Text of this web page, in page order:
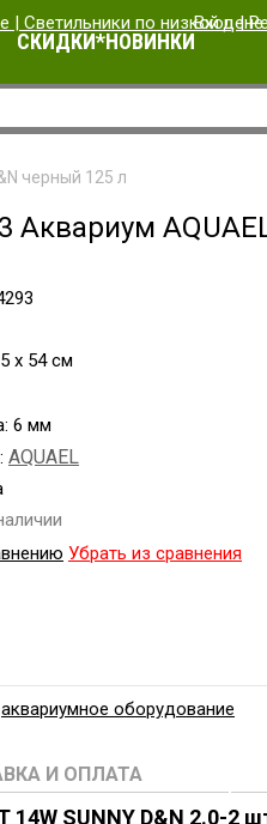
Вход|
СКИДКИ*НОВИНКИ
черный 125 л
Аквариум
х 54 см
6 мм
AQUAEL
Убрать из сравнения
аквариумное оборудование
И ОПЛАТА
14W SUNNY D&N 2.0-2